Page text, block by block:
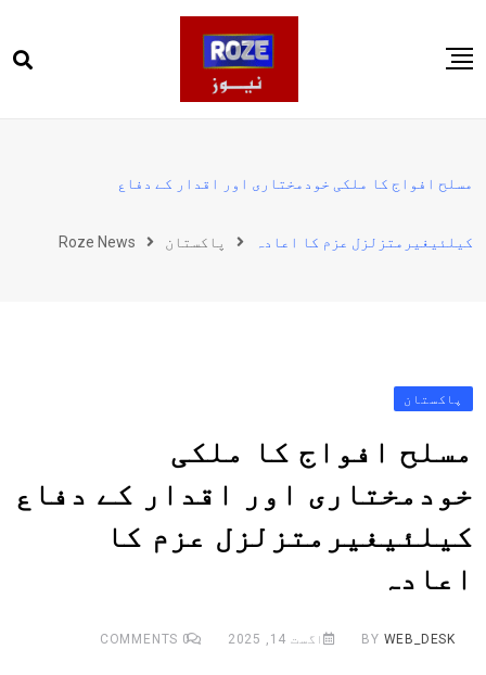
to
پاکستان
کھیل
مسلح افواج کا ملکی خودمختاری اور اقدار کے دفاع
کیلئیغیرمتزلزل عزم کا اعادہ پاکستان Roze News
پاکستان
مسلح افواج کا ملکی
خودمختاری اور اقدار کے دفاع
کیلئیغیرمتزلزل عزم کا
اعادہ
BY WEB_DESK اگست 14, 2025 0